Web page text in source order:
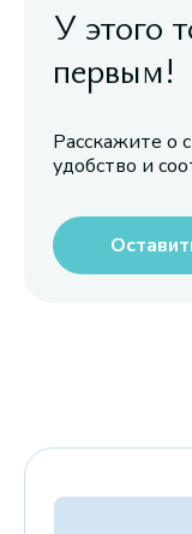
У этого
первым!
Расскажите о
удобство и